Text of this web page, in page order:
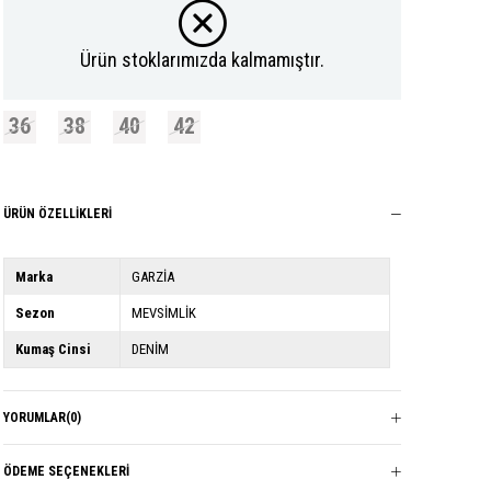
Ürün stoklarımızda kalmamıştır.
36 38 40 42
ÜRÜN ÖZELLIKLERI
Marka GARZİA
Sezon MEVSİMLİK
Kumaş Cinsi DENİM
YORUMLAR(0)
ÖDEME SEÇENEKLERI